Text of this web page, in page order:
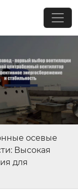
осевые
Высокая
для